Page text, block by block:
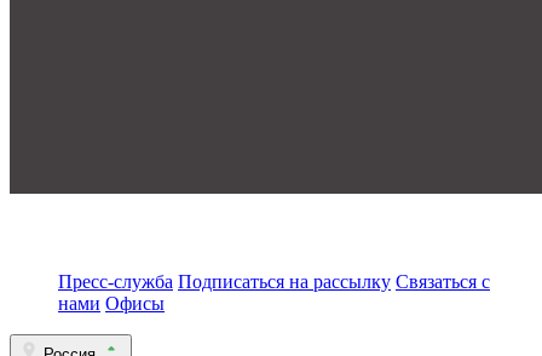
Пресс-служба Подписаться на рассылку Связаться с
нами Офисы